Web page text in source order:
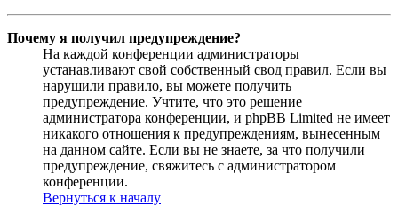
Почему я получил предупреждение?
На каждой конференции администраторы
устанавливают свой собственный свод правил. Если вы
нарушили правило, вы можете получить
предупреждение. Учтите, что это решение
администратора конференции, и phpBB Limited не имеет
никакого отношения к предупреждениям, вынесенным
на данном сайте. Если вы не знаете, за что получили
предупреждение, свяжитесь с администратором
конференции.
Вернуться к началу